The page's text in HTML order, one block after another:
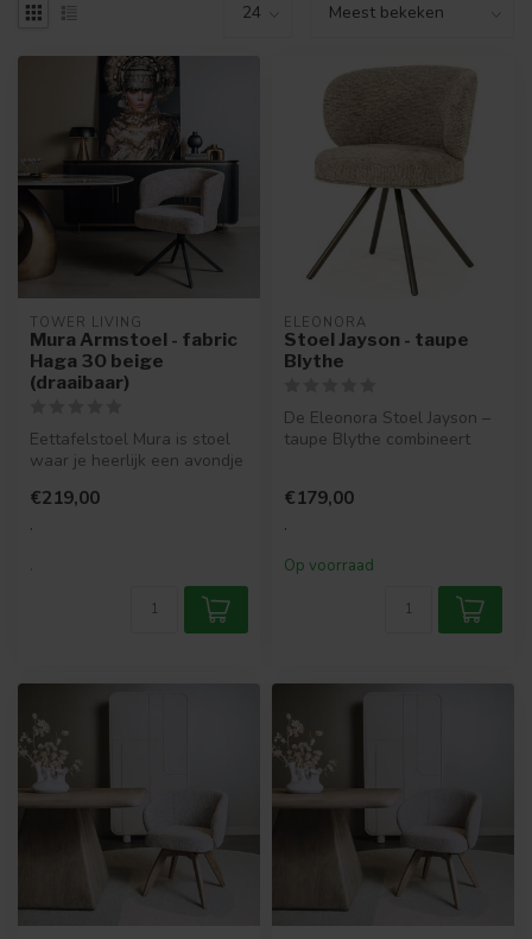
TOWER LIVING
Mura Armstoel - fabric
Haga 30 beige
(draaibaar)
Eettafelstoel Mura is stoel
waar je heerlijk een avondje
€219,00
.
.
ELEONORA
Stoel Jayson - taupe
Blythe
De Eleonora Stoel Jayson –
taupe Blythe combineert
€179,00
.
Op voorraad